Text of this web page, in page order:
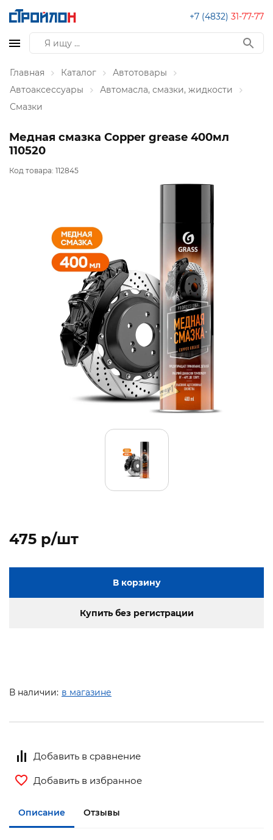
+7 (4832) 31-77-77
Главная Каталог
Автотовары
Автоаксессуары
Автомасла, смазки, жидкости
Смазки
Медная смазка Сopper grease 400мл
110520
Код товара: 112845
475 p/шт
В корзину
Купить без регистрации
В наличии: в магазине
Добавить в сравнение
Добавить в избранное
Описание Отзывы